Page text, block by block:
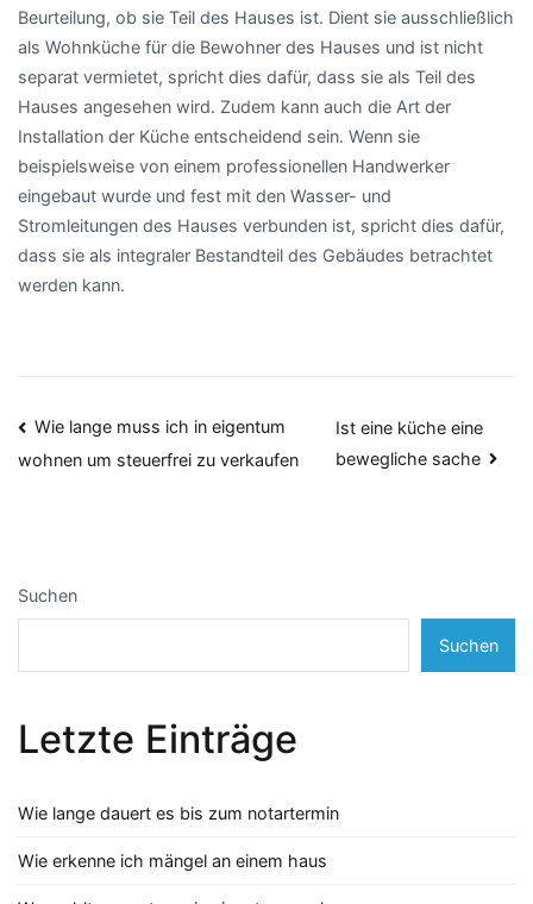
Beurteilung, ob sie Teil des Hauses ist. Dient sie ausschließlich
als Wohnküche für die Bewohner des Hauses und ist nicht
separat vermietet, spricht dies dafür, dass sie als Teil des
Hauses angesehen wird. Zudem kann auch die Art der
Installation der Küche entscheidend sein. Wenn sie
beispielsweise von einem professionellen Handwerker
eingebaut wurde und fest mit den Wasser- und
Stromleitungen des Hauses verbunden ist, spricht dies dafür,
dass sie als integraler Bestandteil des Gebäudes betrachtet
werden kann.
Beitragsnavigation
Wie lange muss ich in eigentum
wohnen um steuerfrei zu verkaufen
Ist eine küche eine
bewegliche sache
Suchen
Suchen
Letzte Einträge
Wie lange dauert es bis zum notartermin
Wie erkenne ich mängel an einem haus